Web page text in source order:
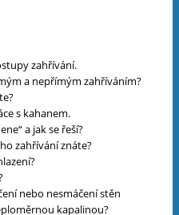
zahřívání.
a nepřímým zahříváním?
s kahanem.
a jak se řeší?
zahřívání znáte?
nebo nesmáčení stěn
kapalinou?